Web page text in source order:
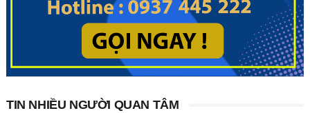
TIN NHIỀU NGƯỜI QUAN TÂM